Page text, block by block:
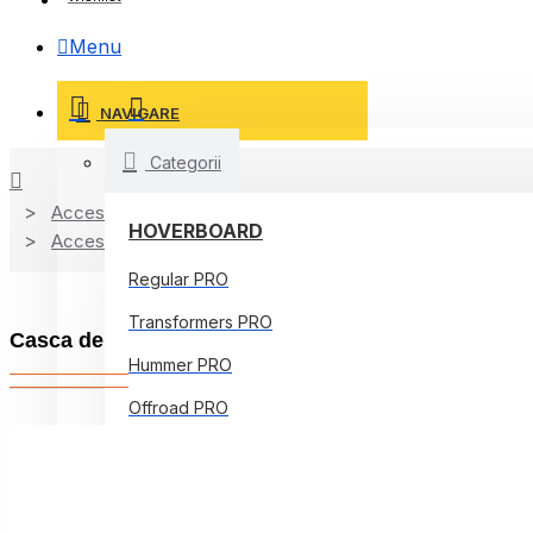
Menu
NAVIGARE
Categorii
HOVERBOARD
Regular PRO
Transformers PRO
Hummer PRO
Offroad PRO
Accesorii
Accesorii de siguranta
Casca de protectie